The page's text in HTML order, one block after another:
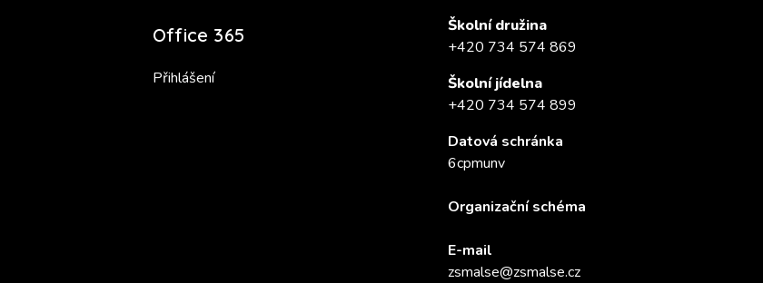
Office 365
Přihlášení
Školní družina
+420 734 574 869
Školní jídelna
+420 734 574 899
Datová schránka
6cpmunv
Organizační schéma
E-mail
zsmalse@zsmalse.cz